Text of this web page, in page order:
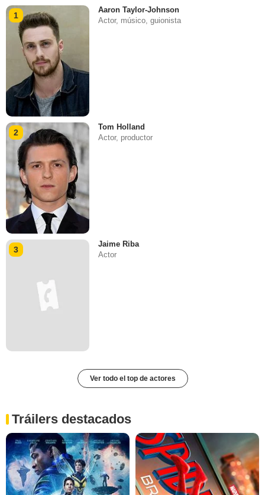
1
Aaron Taylor-Johnson
Actor, músico, guionista
2
Tom Holland
Actor, productor
3
Jaime Riba
Actor
Ver todo el top de actores
Tráilers destacados